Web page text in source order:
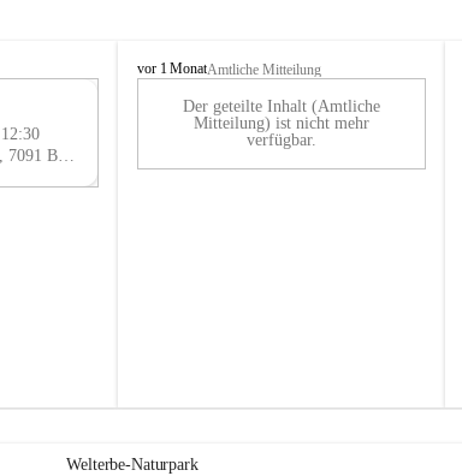
GEisenstädter Straße 18, 7091 Breitenbrunn am Neusiedler See, AUT
B
u
i
vor 1 MonatAmtliche Mitteilung
Der geteilte Inhalt (Amtliche
Mitteilung) ist nicht mehr
verfügbar.
Welterbe-Naturpark